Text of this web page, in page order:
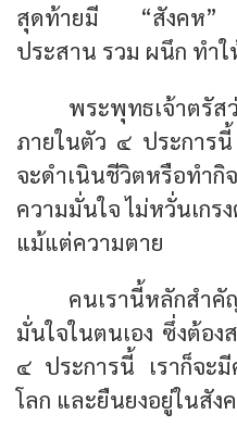
สุดท้ายมี “สังคห”
ประสาน รวม ผนึก ทำใ
พระพุทธเจ้าต
ภายในตัว ๔ ประการ
จะดำเนินชีวิตหรือทำ
ความมั่นใจ ไม่หวั่นเกร
แม้แต่ความตาย
คนเรานี้หลักส
มั่นใจในตนเอง ซึ่งต้อง
๔ ประการนี้ เราก็จะ
โลก และยืนยงอยู่ในสัง